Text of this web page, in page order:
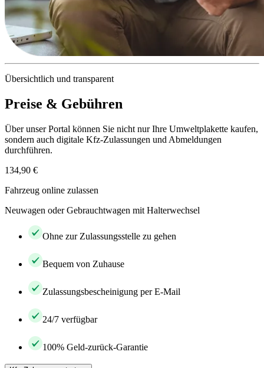
Übersichtlich und transparent
Preise & Gebühren
Über unser Portal können Sie nicht nur Ihre Umweltplakette kaufen,
sondern auch digitale Kfz-Zulassungen und Abmeldungen
durchführen.
134,90 €
Fahrzeug online zulassen
Neuwagen oder Gebrauchtwagen mit Halterwechsel
Ohne zur Zulassungsstelle zu gehen
Bequem von Zuhause
Zulassungsbescheinigung per E-Mail
24/7 verfügbar
100% Geld-zurück-Garantie